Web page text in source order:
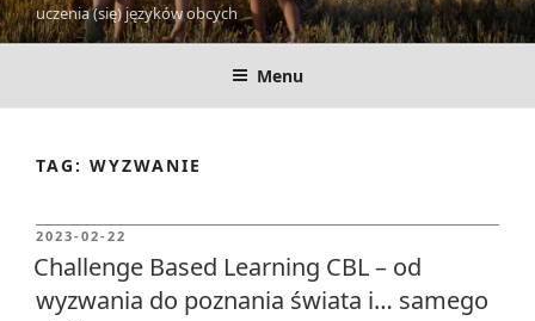
uczenia (się) języków obcych
Menu
TAG: WYZWANIE
POSTED
ON
2023-02-22
Challenge Based Learning CBL – od
wyzwania do poznania świata i… samego